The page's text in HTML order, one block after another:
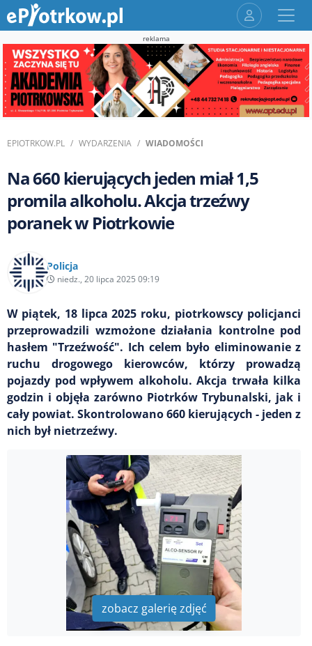
reklama
EPIOTRKOW.PL WYDARZENIA WIADOMOŚCI
Na 660 kierujących jeden miał 1,5
promila alkoholu. Akcja trzeźwy
poranek w Piotrkowie
Policja
niedz., 20 lipca 2025 09:19
W piątek, 18 lipca 2025 roku, piotrkowscy policjanci
przeprowadzili wzmożone działania kontrolne pod
hasłem "Trzeźwość". Ich celem było eliminowanie z
ruchu drogowego kierowców, którzy prowadzą
pojazdy pod wpływem alkoholu. Akcja trwała kilka
godzin i objęła zarówno Piotrków Trybunalski, jak i
cały powiat. Skontrolowano 660 kierujących - jeden z
nich był nietrzeźwy.
zobacz galerię zdjęć